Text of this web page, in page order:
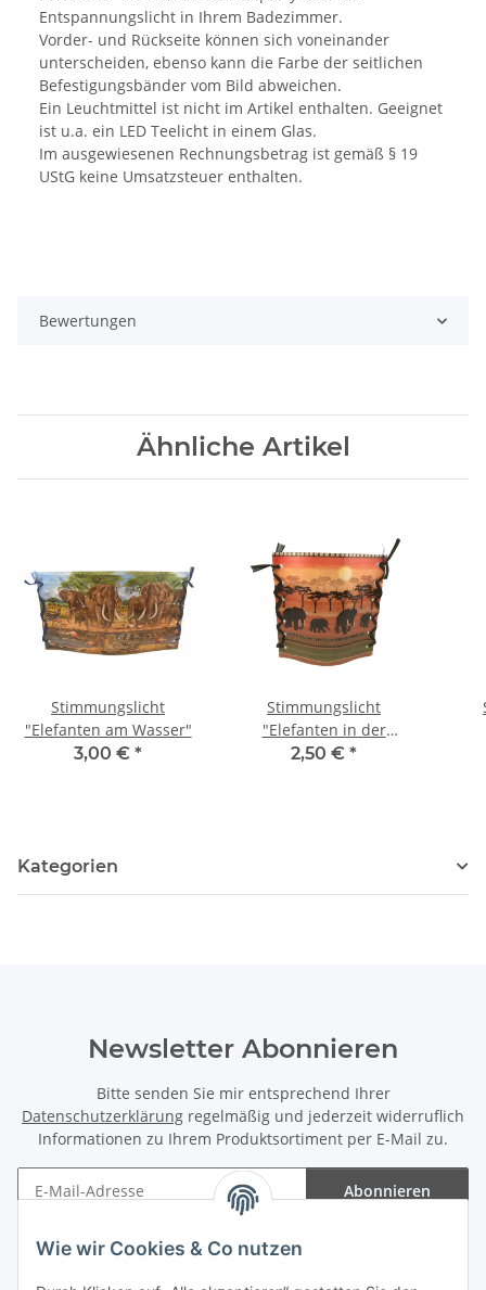
Wie wir Cookies & Co nutzen
Entspannungslicht in Ihrem Badezimmer.
Vorder- und Rückseite können sich voneinander
unterscheiden, ebenso kann die Farbe der seitlichen
Befestigungsbänder vom Bild abweichen.
Ein Leuchtmittel ist nicht im Artikel enthalten. Geeignet
ist u.a. ein LED Teelicht in einem Glas.
Im ausgewiesenen Rechnungsbetrag ist gemäß § 19
UStG keine Umsatzsteuer enthalten.
Bewertungen
Ähnliche Artikel
Stimmungslicht
"Elefanten am Wasser"
3,00 € *
Stimmungslicht
"Elefanten in der
Steppe"
2,50 € *
Kategorien
Newsletter Abonnieren
Bitte senden Sie mir entsprechend Ihrer
Datenschutzerklärung regelmäßig und jederzeit widerruflich
Informationen zu Ihrem Produktsortiment per E-Mail zu.
Abonnieren